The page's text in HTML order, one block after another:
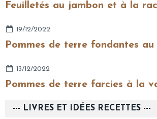
Feuilletés au jambon et à la
19/12/2022
Pommes de terre fondantes
13/12/2022
Pommes de terre farcies à la
--- LIVRES ET IDÉES RECETTES ---